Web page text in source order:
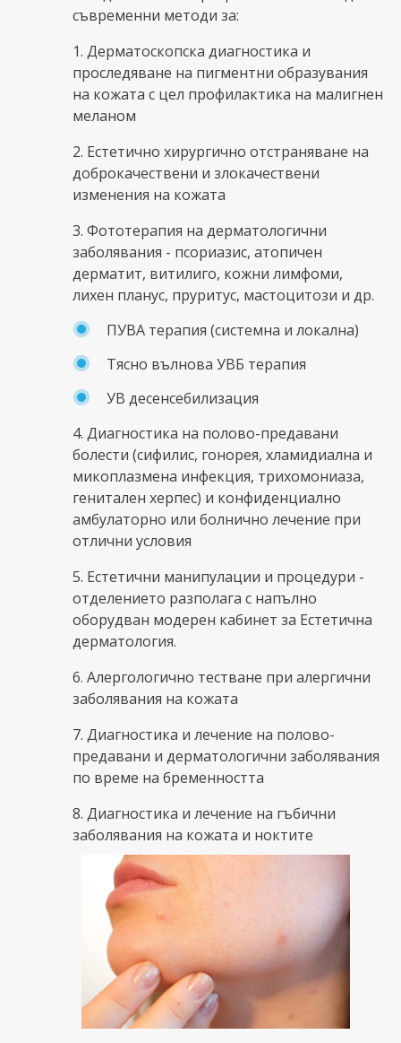
съвременни методи за:
1. Дерматоскопска диагностика и
проследяване на пигментни образувания
на кожата с цел профилактика на малигнен
меланом
2. Естетично хирургично отстраняване на
доброкачествени и злокачествени
изменения на кожата
3. Фототерапия на дерматологични
заболявания - псориазис, атопичен
дерматит, витилиго, кожни лимфоми,
лихен планус, пруритус, мастоцитози и др.
ПУВА терапия (системна и локална)
Тясно вълнова УВБ терапия
УВ десенсебилизация
4. Диагностика на полово-предавани
болести (сифилис, гонорея, хламидиална и
микоплазмена инфекция, трихомониаза,
генитален херпес) и конфиденциално
амбулаторно или болнично лечение при
отлични условия
5. Естетични манипулации и процедури -
отделението разполага с напълно
оборудван модерен кабинет за Естетична
дерматология.
6. Алергологично тестване при алергични
заболявания на кожата
7. Диагностика и лечение на полово-
предавани и дерматологични заболявания
по време на бременността
8. Диагностика и лечение на гъбични
заболявания на кожата и ноктите